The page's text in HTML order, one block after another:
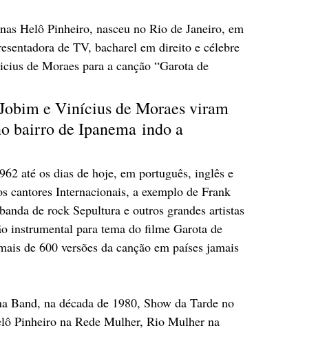
Helô Pinheiro, nasceu no Rio de Janeiro, em
de TV, bacharel em direito e célebre
de Moraes para a canção “Garota de
e Vinícius de Moraes viram
bairro de Ipanema indo a
até os dias de hoje, em português, inglês e
cantores Internacionais, a exemplo de Frank
de rock Sepultura e outros grandes artistas
instrumental para tema do filme Garota de
de 600 versões da canção em países jamais
na década de 1980, Show da Tarde no
Pinheiro na Rede Mulher, Rio Mulher na